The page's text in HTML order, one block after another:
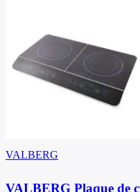
VALBERG
VALBERG Plaque de